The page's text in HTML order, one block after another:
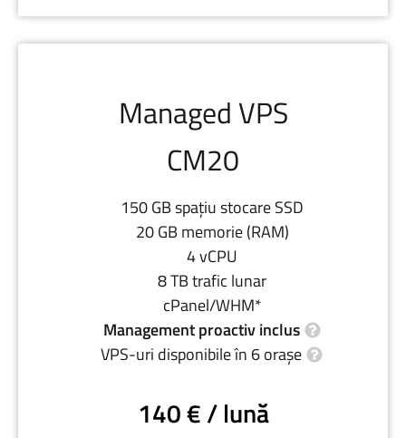
Managed VPS
CM20
150 GB spațiu stocare SSD
20 GB memorie (RAM)
4 vCPU
8 TB trafic lunar
cPanel/WHM*
Management proactiv inclus
VPS-uri disponibile în 6 orașe
140 € / lună